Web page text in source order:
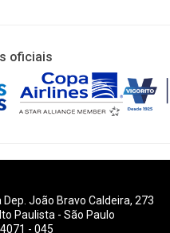
oficiais
Dep. João Bravo Caldeira, 273
Paulista - São Paulo
- 045